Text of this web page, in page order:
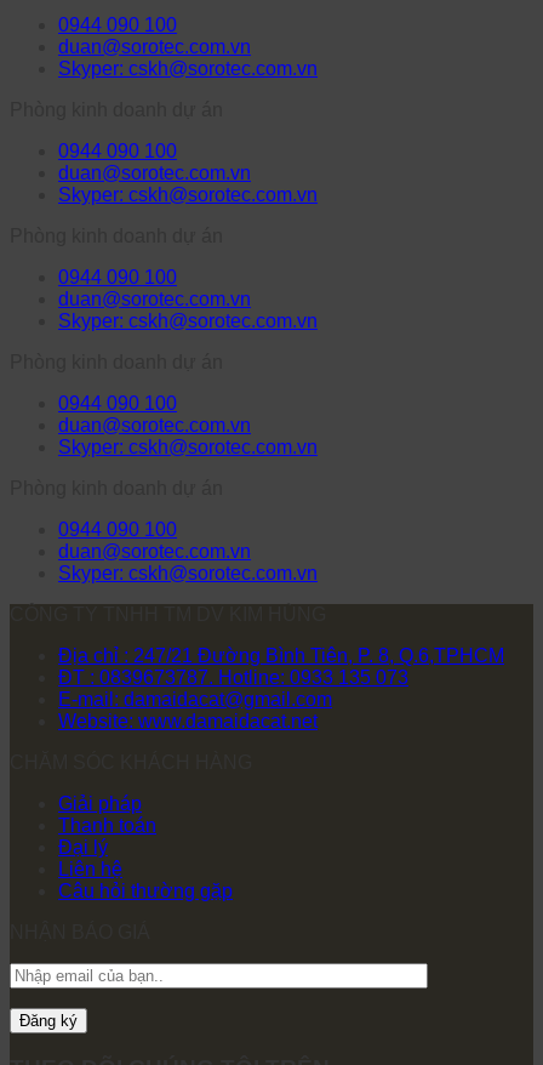
0944 090 100
duan@sorotec.com.vn
Skyper: cskh@sorotec.com.vn
0944 090 100
duan@sorotec.com.vn
Skyper: cskh@sorotec.com.vn
0944 090 100
duan@sorotec.com.vn
Skyper: cskh@sorotec.com.vn
0944 090 100
duan@sorotec.com.vn
Skyper: cskh@sorotec.com.vn
0944 090 100
duan@sorotec.com.vn
Skyper: cskh@sorotec.com.vn
Địa chỉ : 247/21 Đường Bình Tiên, P. 8, Q.6,TPHCM
ĐT : 0839673787. Hotline: 0933 135 073
E-mail: damaidacat@gmail.com
Website: www.damaidacat.net
Giải pháp
Thanh toán
Đại lý
Liên hệ
Câu hỏi thường gặp